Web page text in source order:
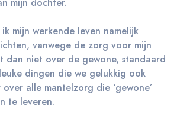
mijn werkende leven namelijk
vanwege de zorg voor mijn
dan niet over de gewone, standaard
dingen die we gelukkig ook
alle mantelzorg die ‘gewone’
te leveren.